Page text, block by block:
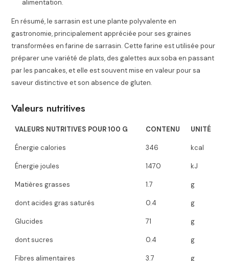
alimentation.
En résumé, le sarrasin est une plante polyvalente en
gastronomie, principalement appréciée pour ses graines
transformées en farine de sarrasin. Cette farine est utilisée pour
préparer une variété de plats, des galettes aux soba en passant
par les pancakes, et elle est souvent mise en valeur pour sa
saveur distinctive et son absence de gluten.
Valeurs nutritives
VALEURS NUTRITIVES POUR 100 G CONTENU UNITÉ
Énergie calories 346 kcal
Énergie joules 1470 kJ
Matières grasses 1.7 g
dont acides gras saturés 0.4 g
Glucides 71 g
dont sucres 0.4 g
Fibres alimentaires 3.7 g